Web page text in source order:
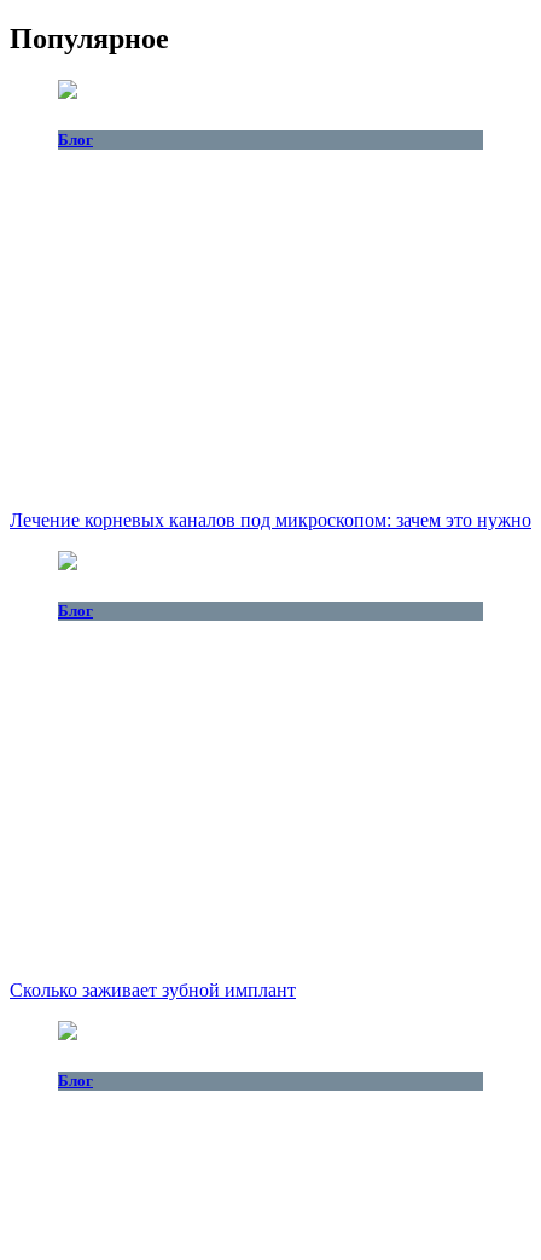
Популярное
Блог
Лечение корневых каналов под микроскопом: зачем это нужно
Блог
Сколько заживает зубной имплант
Блог